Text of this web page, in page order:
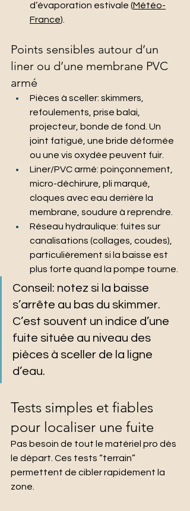
d’évaporation estivale (Météo-
France).
Points sensibles autour d’un
liner ou d’une membrane PVC
armé
Pièces à sceller: skimmers,
refoulements, prise balai,
projecteur, bonde de fond. Un
joint fatigué, une bride déformée
ou une vis oxydée peuvent fuir.
Liner/PVC armé: poinçonnement,
micro-déchirure, pli marqué,
cloques avec eau derrière la
membrane, soudure à reprendre.
Réseau hydraulique: fuites sur
canalisations (collages, coudes),
particulièrement si la baisse est
plus forte quand la pompe tourne.
Conseil: notez si la baisse
s’arrête au bas du skimmer.
C’est souvent un indice d’une
fuite située au niveau des
pièces à sceller de la ligne
d’eau.
Tests simples et fiables
pour localiser une fuite
Pas besoin de tout le matériel pro dès
le départ. Ces tests “terrain”
permettent de cibler rapidement la
zone.